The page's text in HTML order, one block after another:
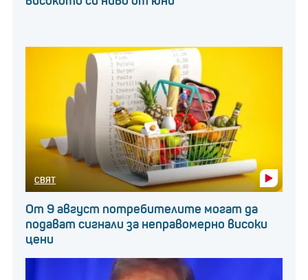
СВЯТ
От 9 август потребителите могат да
подават сигнали за неправомерно високи
цени